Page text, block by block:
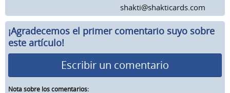
shakti@shakticards.com
¡Agradecemos el primer comentario suyo sobre
este artículo!
Escribir un comentario
Nota sobre los comentarios: